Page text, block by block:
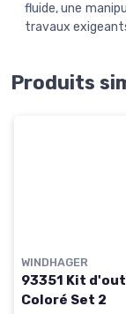
fluide, une
travaux
Produits
WINDHAGER
93351 Kit
Coloré Set 2